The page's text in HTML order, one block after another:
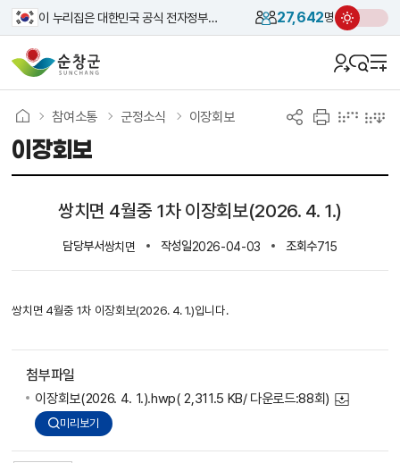
이 누리집은 대한민국 공식 전자정부 누리집입니다. 27,642명
이장회보
참여소통 군정소식 이장회보
쌍치면 4월중 1차 이장회보(2026. 4. 1.)
담당부서쌍치면 작성일2026-04-03 조회수715
쌍치면 4월중 1차 이장회보(2026. 4. 1.)입니다.
첨부파일
이장회보(2026. 4. 1.).hwp( 2,311.5 KB/ 다운로드:88회)
미리보기